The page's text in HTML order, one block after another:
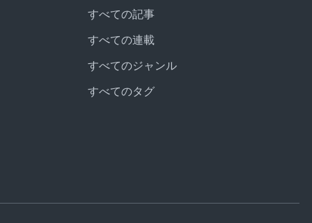
すべての記事
すべての連載
すべてのジャンル
すべてのタグ